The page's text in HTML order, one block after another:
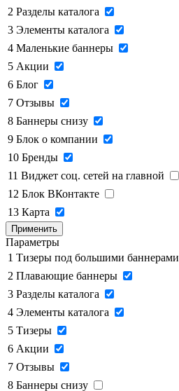
2 Разделы каталога
3 Элементы каталога
4 Маленькие баннеры
5 Акции
6 Блог
7 Отзывы
8 Баннеры снизу
9 Блок о компании
10 Бренды
11 Виджет соц. сетей на главной
12 Блок ВКонтакте
13 Карта
Применить
Параметры
1 Тизеры под большими баннерами
2 Плавающие баннеры
3 Разделы каталога
4 Элементы каталога
5 Тизеры
6 Акции
7 Отзывы
8 Баннеры снизу